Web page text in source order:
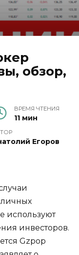
обзор,
ВРЕМЯ ЧТЕНИЯ
11 мин
Егоров
используют
инвесторов.
Gzpop